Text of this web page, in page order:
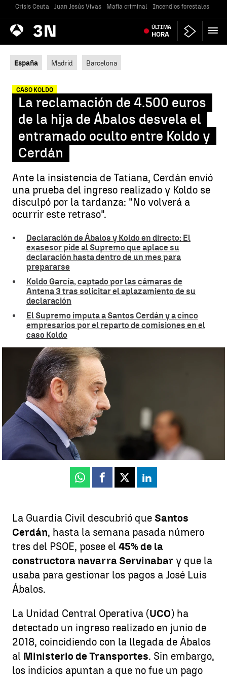
Crisis Ceuta Juan Jesús Vivas Mafia criminal Incendios forestales
Antena
3 Noticias ÚLTIMA
HORA
España Madrid Barcelona
CASO KOLDO
La reclamación de 4.500 euros
de la hija de Ábalos desvela el
entramado oculto entre Koldo y
Cerdán
Ante la insistencia de Tatiana, Cerdán envió
una prueba del ingreso realizado y Koldo se
disculpó por la tardanza: "No volverá a
ocurrir este retraso".
Declaración de Ábalos y Koldo en directo: El
exasesor pide al Supremo que aplace su
declaración hasta dentro de un mes para
prepararse
Koldo García, captado por las cámaras de
Antena 3 tras solicitar el aplazamiento de su
declaración
El Supremo imputa a Santos Cerdán y a cinco
empresarios por el reparto de comisiones en el
caso Koldo
La reclamación de 4.500 euros de la hija de Ábalos desvela el
entramado oculto entre Koldo y Cerdán |
Irene Delgado
Publicado: 20 de junio de 2025, 20:38
Whatsapp
Facebook
X Linkedin
La Guardia Civil descubrió que Santos
Cerdán, hasta la semana pasada número
tres del PSOE, posee el 45% de la
constructora navarra Servinabar y que la
usaba para gestionar los pagos a José Luis
Ábalos.
La Unidad Central Operativa (UCO) ha
detectado un ingreso realizado en junio de
2018, coincidiendo con la llegada de Ábalos
al Ministerio de Transportes. Sin embargo,
los indicios apuntan a que no fue un pago